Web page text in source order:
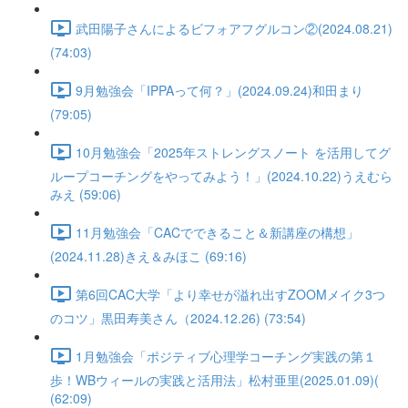
武田陽子さんによるビフォアフグルコン②(2024.08.21)
(74:03)
9月勉強会「IPPAって何？」(2024.09.24)和田まり
(79:05)
10月勉強会「2025年ストレングスノート を活用してグ
ループコーチングをやってみよう！」(2024.10.22)うえむら
みえ (59:06)
11月勉強会「CACでできること＆新講座の構想」
(2024.11.28)きえ＆みほこ (69:16)
第6回CAC大学「より幸せが溢れ出すZOOMメイク3つ
のコツ」黒田寿美さん（2024.12.26) (73:54)
1月勉強会「ポジティブ心理学コーチング実践の第１
歩！WBウィールの実践と活用法」松村亜里(2025.01.09)(
(62:09)